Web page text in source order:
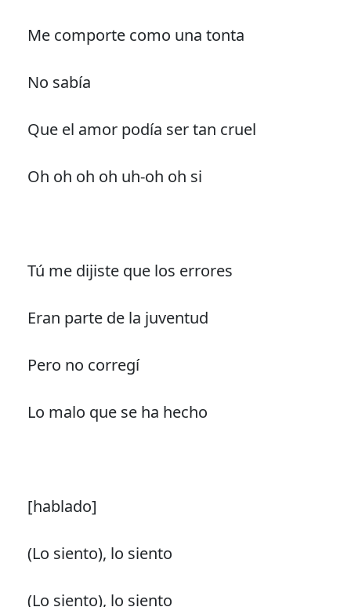
Me comporte como una tonta
No sabía
Que el amor podía ser tan cruel
Oh oh oh oh uh-oh oh si
Tú me dijiste que los errores
Eran parte de la juventud
Pero no corregí
Lo malo que se ha hecho
[hablado]
(Lo siento), lo siento
(Lo siento), lo siento